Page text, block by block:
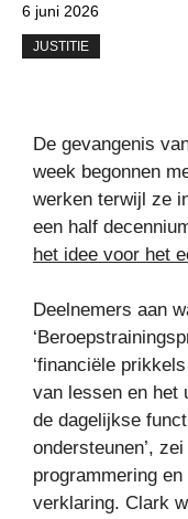
6 juni 2026
JUSTITIE
De gevangenis
week begonnen
werken terwijl ze
een half
het idee voor het
Deelnemers aan
‘financiële
van lessen en het
de dagelijkse
ondersteunen’,
programmering
verklaring. Clark